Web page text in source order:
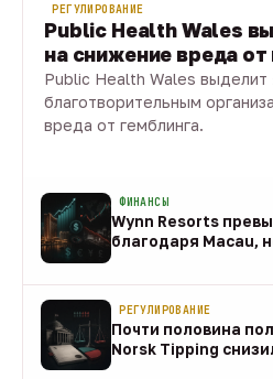
РЕГУЛИРОВАНИЕ
Public Health Wales
на снижение вреда от
Public Health Wales
благотворительным
вреда от гемблинга.
ФИНАНСЫ
Wynn Resorts
благодаря Macau,
РЕГУЛИРОВАНИЕ
Почти половина
Norsk Tipping